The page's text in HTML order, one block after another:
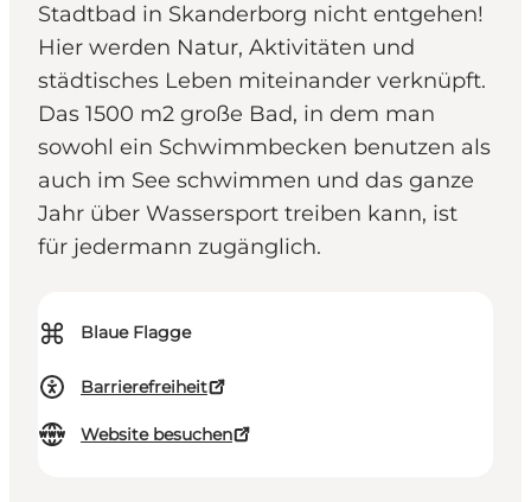
Stadtbad in Skanderborg nicht entgehen!
Hier werden Natur, Aktivitäten und
städtisches Leben miteinander verknüpft.
Das 1500 m2 große Bad, in dem man
sowohl ein Schwimmbecken benutzen als
auch im See schwimmen und das ganze
Jahr über Wassersport treiben kann, ist
für jedermann zugänglich.
⌘ Blaue Flagge
Barrierefreiheit
Website besuchen